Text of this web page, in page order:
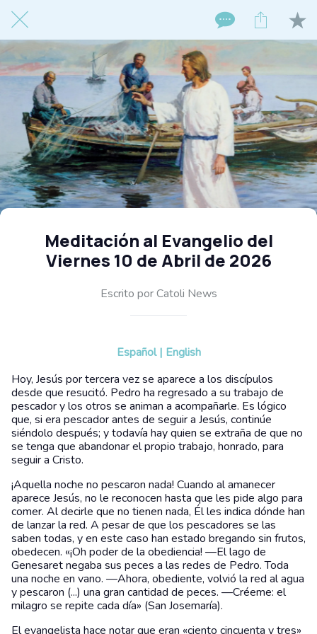
Meditación al Evangelio del
Viernes 10 de Abril de 2026
Escrito por Catoli News
Español | English
Hoy, Jesús por tercera vez se aparece a los discípulos
desde que resucitó. Pedro ha regresado a su trabajo de
pescador y los otros se animan a acompañarle. Es lógico
que, si era pescador antes de seguir a Jesús, continúe
siéndolo después; y todavía hay quien se extraña de que no
se tenga que abandonar el propio trabajo, honrado, para
seguir a Cristo.
¡Aquella noche no pescaron nada! Cuando al amanecer
aparece Jesús, no le reconocen hasta que les pide algo para
comer. Al decirle que no tienen nada, Él les indica dónde han
de lanzar la red. A pesar de que los pescadores se las
saben todas, y en este caso han estado bregando sin frutos,
obedecen. «¡Oh poder de la obediencia! —El lago de
Genesaret negaba sus peces a las redes de Pedro. Toda
una noche en vano. —Ahora, obediente, volvió la red al agua
y pescaron (...) una gran cantidad de peces. —Créeme: el
milagro se repite cada día» (San Josemaría).
El evangelista hace notar que eran «ciento cincuenta y tres»